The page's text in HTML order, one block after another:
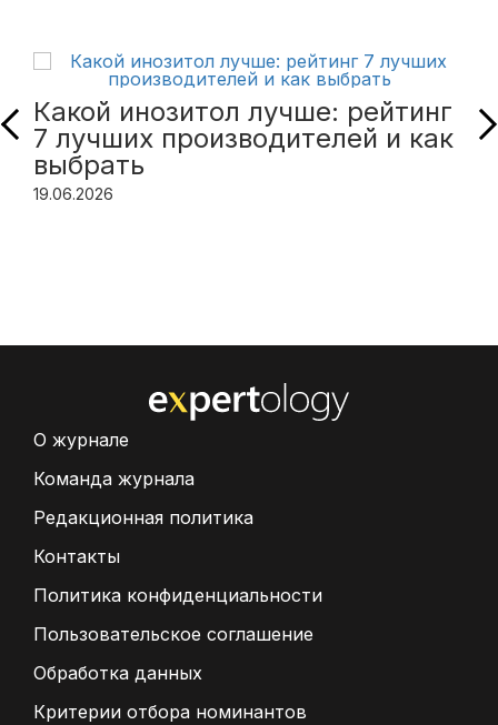
Какой инозитол лучше: рейтинг
7 лучших производителей и как
выбрать
19.06.2026
О журнале
Команда журнала
Редакционная политика
Контакты
Политика конфиденциальности
Пользовательское соглашение
Обработка данных
Критерии отбора номинантов